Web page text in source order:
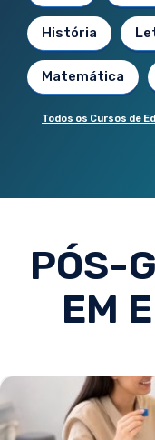
História
Matemática
Todos os Cursos de
PÓS-
EM